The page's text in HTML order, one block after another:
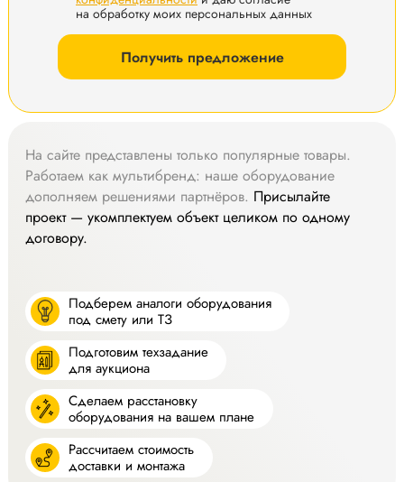
На сайте представлены только популярные товары.
Работаем как мультибренд: наше оборудование
дополняем решениями партнёров. Присылайте
проект — укомплектуем объект целиком по одному
договору.
Подберем аналоги оборудования
под смету или ТЗ
Подготовим техзадание
для аукциона
Сделаем расстановку
оборудования на вашем плане
Рассчитаем стоимость
доставки и монтажа
на обработку моих персональных данных
Получить предложение